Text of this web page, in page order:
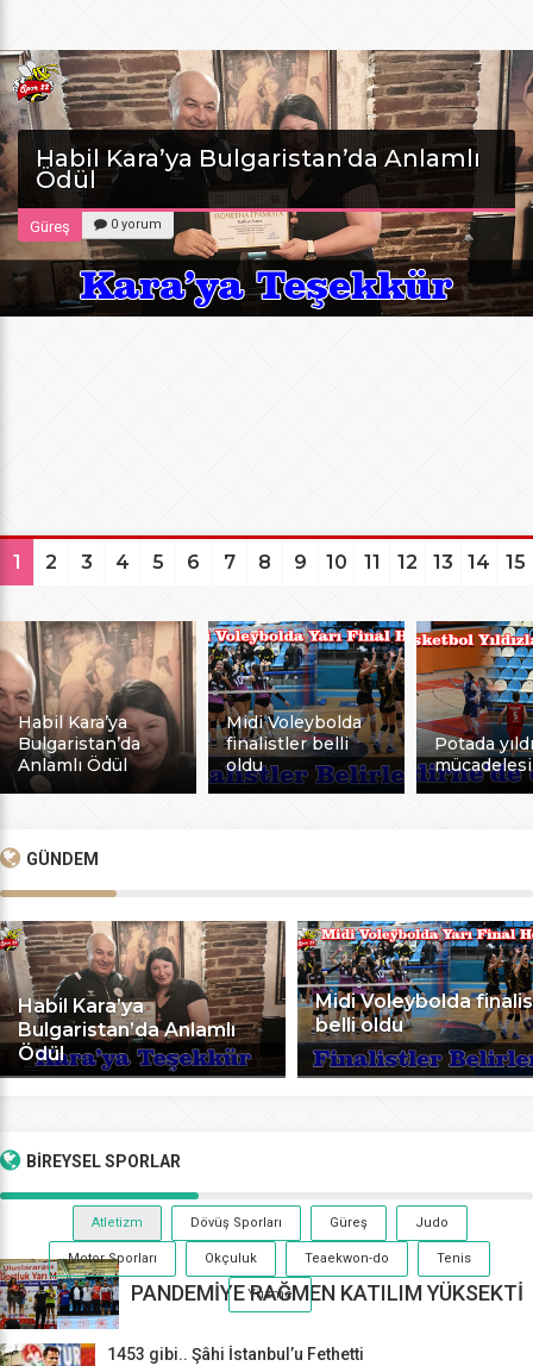
Habil Kara’ya Bulgaristan’da Anlamlı
Ödül
Güreş 0 yorum
1 2 3 4 5 6 7 8 9 10 11 12 13 14 15
Habil Kara’ya
Bulgaristan’da
Anlamlı Ödül
Midi Voleybolda
finalistler belli
oldu
Potada
mücadelesi
GÜNDEM
Habil Kara’ya
Bulgaristan’da Anlamlı
Ödül
Midi Voleybolda
belli oldu
BİREYSELSPORLAR
Atletizm Dövüş Sporları Güreş Judo
Motor Sporları Okçuluk Teaekwon-do Tenis
Yüzme
PANDEMİYE RAĞMEN KATILIM YÜKSEKTİ
1453 gibi.. Şâhi İstanbul’u Fethetti